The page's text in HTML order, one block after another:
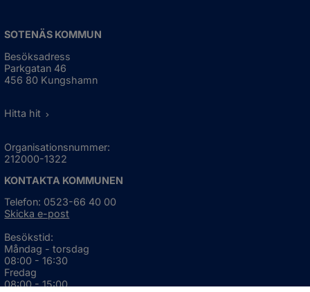
SOTENÄS KOMMUN
Besöksadress
Parkgatan 46
456 80 Kungshamn
Hitta hit
Organisationsnummer:
212000-1322
KONTAKTA KOMMUNEN
Telefon: 0523-66 40 00
Skicka e-post
Besökstid:
Måndag - torsdag
08:00 - 16:30
Fredag
08:00 - 15:00